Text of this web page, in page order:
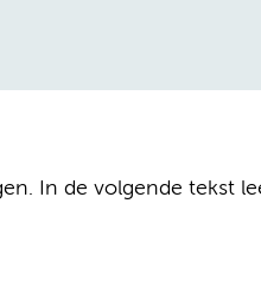
In de volgende tekst